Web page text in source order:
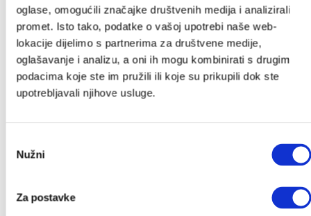
oglase, omogućili značajke društvenih medija i analizirali
promet. Isto tako, podatke o vašoj upotrebi naše web-
lokacije dijelimo s partnerima za društvene medije,
oglašavanje i analizu, a oni ih mogu kombinirati s drugim
podacima koje ste im pružili ili koje su prikupili dok ste
upotrebljavali njihove usluge.
pristanka
Nužni
Za postavke
Email*
Pošalji
Akcije
Poklon iznenađenje